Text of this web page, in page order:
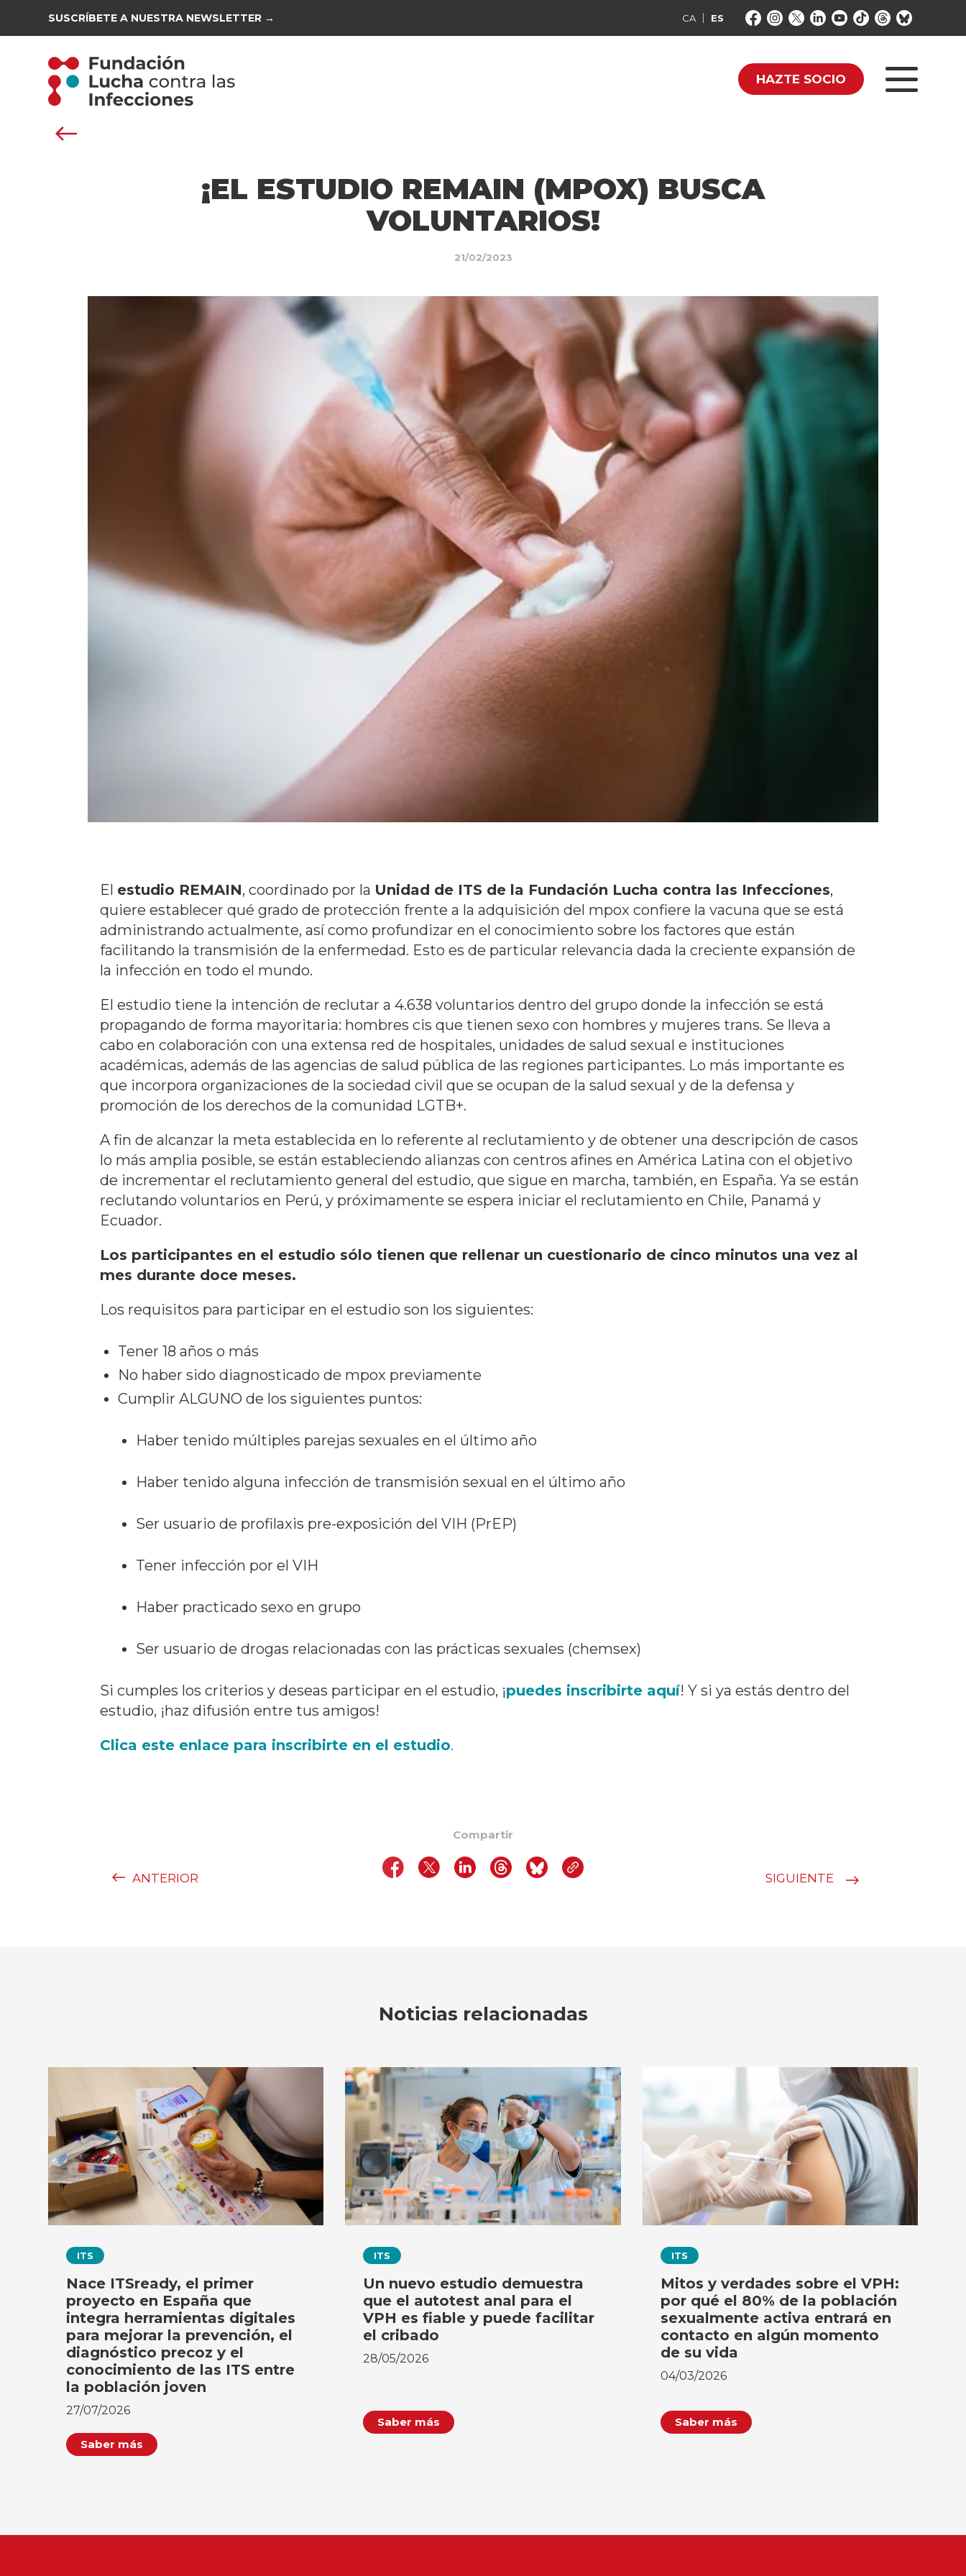
SUSCRÍBETE A NUESTRA NEWSLETTER → CA ES
HAZTE SOCIO
¡EL ESTUDIO REMAIN (MPOX) BUSCA
VOLUNTARIOS!
21/02/2023
El estudio REMAIN, coordinado por la Unidad de ITS de la Fundación Lucha contra las Infecciones,
quiere establecer qué grado de protección frente a la adquisición del mpox confiere la vacuna que se está
administrando actualmente, así como profundizar en el conocimiento sobre los factores que están
facilitando la transmisión de la enfermedad. Esto es de particular relevancia dada la creciente expansión de
la infección en todo el mundo.
El estudio tiene la intención de reclutar a 4.638 voluntarios dentro del grupo donde la infección se está
propagando de forma mayoritaria: hombres cis que tienen sexo con hombres y mujeres trans. Se lleva a
cabo en colaboración con una extensa red de hospitales, unidades de salud sexual e instituciones
académicas, además de las agencias de salud pública de las regiones participantes. Lo más importante es
que incorpora organizaciones de la sociedad civil que se ocupan de la salud sexual y de la defensa y
promoción de los derechos de la comunidad LGTB+.
A fin de alcanzar la meta establecida en lo referente al reclutamiento y de obtener una descripción de casos
lo más amplia posible, se están estableciendo alianzas con centros afines en América Latina con el objetivo
de incrementar el reclutamiento general del estudio, que sigue en marcha, también, en España. Ya se están
reclutando voluntarios en Perú, y próximamente se espera iniciar el reclutamiento en Chile, Panamá y
Ecuador.
Los participantes en el estudio sólo tienen que rellenar un cuestionario de cinco minutos una vez al
mes durante doce meses.
Los requisitos para participar en el estudio son los siguientes:
Tener 18 años o más
No haber sido diagnosticado de mpox previamente
Cumplir ALGUNO de los siguientes puntos:
Haber tenido múltiples parejas sexuales en el último año
Haber tenido alguna infección de transmisión sexual en el último año
Ser usuario de profilaxis pre-exposición del VIH (PrEP)
Tener infección por el VIH
Haber practicado sexo en grupo
Ser usuario de drogas relacionadas con las prácticas sexuales (chemsex)
Si cumples los criterios y deseas participar en el estudio, ¡puedes inscribirte aquí! Y si ya estás dentro del
estudio, ¡haz difusión entre tus amigos!
Clica este enlace para inscribirte en el estudio.
Compartir
ANTERIOR SIGUIENTE
Noticias relacionadas
ITS
Nace ITSready, el primer
proyecto en España que
integra herramientas digitales
para mejorar la prevención, el
diagnóstico precoz y el
conocimiento de las ITS entre
la población joven
27/07/2026
Saber más
ITS
Un nuevo estudio demuestra
que el autotest anal para el
VPH es fiable y puede facilitar
el cribado
28/05/2026
Saber más
ITS
Mitos y verdades sobre el VPH:
por qué el 80% de la población
sexualmente activa entrará en
contacto en algún momento
de su vida
04/03/2026
Saber más